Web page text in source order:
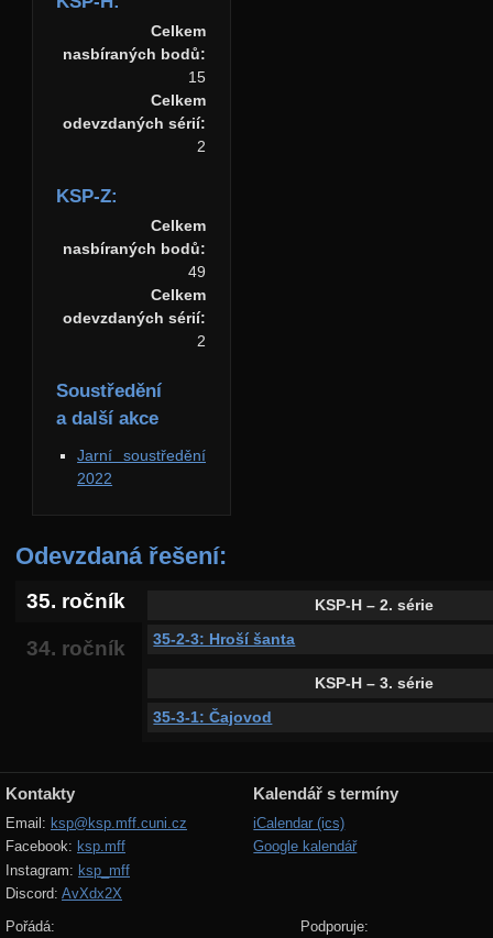
Celkem
nasbíraných bodů:
15
Celkem
odevzdaných sérií:
2
KSP-Z:
Celkem
nasbíraných bodů:
49
Celkem
odevzdaných sérií:
2
Soustředění
a další akce
Jarní soustředění
2022
Odevzdaná řešení:
35. ročník
34. ročník
KSP-H – 2. série
35-2-3: Hroší šanta
KSP-H – 3. série
35-3-1: Čajovod
Kontakty
Email: ksp@ksp.mff.cuni.cz
Facebook: ksp.mff
Instagram: ksp_mff
Discord: AvXdx2X
Kalendář s termíny
iCalendar (ics)
Google kalendář
Pořádá: Podporuje: